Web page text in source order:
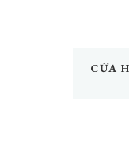
CỬA